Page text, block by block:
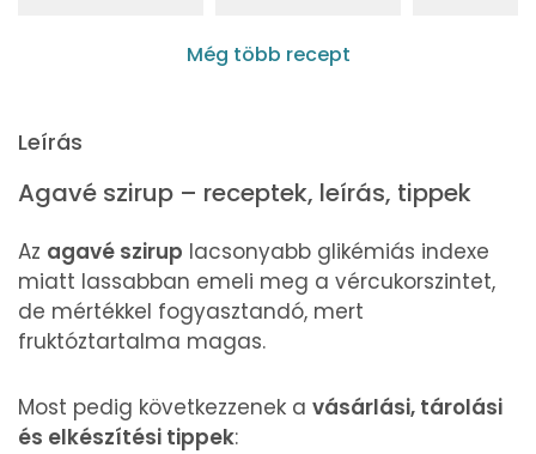
Még több recept
Leírás
Agavé szirup – receptek, leírás, tippek
Az agavé szirup lacsonyabb glikémiás indexe
miatt lassabban emeli meg a vércukorszintet,
de mértékkel fogyasztandó, mert
fruktóztartalma magas.
Most pedig következzenek a vásárlási, tárolási
és elkészítési tippek: